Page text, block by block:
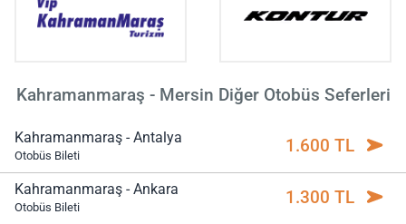
Kahramanmaraş - Mersin Diğer Otobüs Seferleri
Kahramanmaraş - Antalya
Otobüs Bileti 1.600 TL
Kahramanmaraş - Ankara
Otobüs Bileti 1.300 TL